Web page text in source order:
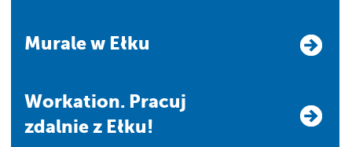
Murale w Ełku
Workation. Pracuj
zdalnie z Ełku!